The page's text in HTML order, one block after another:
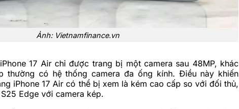
Ảnh: Vietnamfinance.vn
17 Air chỉ được trang bị một camera sau 48MP, khác
thường có hệ thống camera đa ống kính. Điều này khiến
iPhone 17 Air có thể bị xem là kém cao cấp so với đối thủ,
Edge với camera kép.